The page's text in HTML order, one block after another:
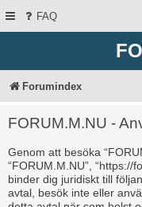
FAQ
Forumindex
FORUM.M.NU -
Genom att besöka
“FORUM.M.NU”,
binder dig juridiskt till
avtal, besök inte eller